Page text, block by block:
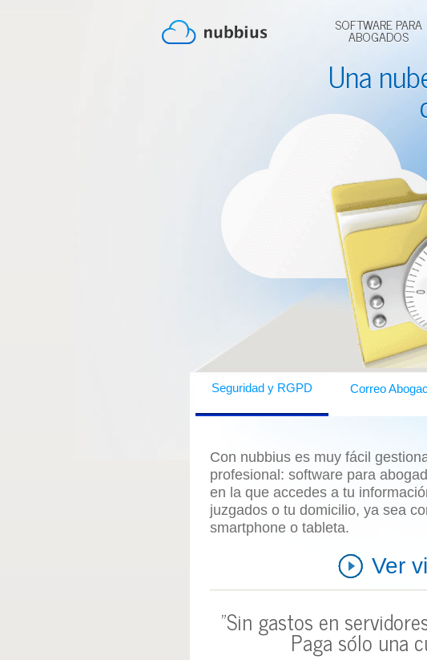
SOFTWARE PARA
ABOGADOS
Una
Seguridad y RGPD Correo
Con nubbius es muy fácil
profesional: software para
en la que accedes a tu
juzgados o tu domicilio, ya sea
smartphone o tableta.
Ver
"Sin gastos en
Paga sólo una